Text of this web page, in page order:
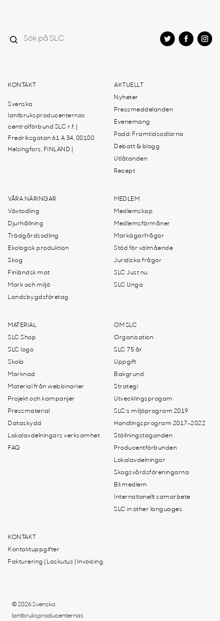
KONTAKT
Svenska
lantbruksproducenternas
centralförbund SLC r.f. |
Fredriksgatan 61 A 34, 00100
Helsingfors, FINLAND |
AKTUELLT
Nyheter
Pressmeddelanden
Evenemang
Podd: Framtidsodlarna
Debatt & blogg
Utlåtanden
Recept
VÅRA NÄRINGAR
Växtodling
Djurhållning
Trädgårdsodling
Ekologisk produktion
Skog
Finländsk mat
Mark och miljö
Landsbygdsföretag
MEDLEM
Medlemskap
Medlemsförmåner
Markägarfrågor
Stöd för välmående
Juridiska frågor
SLC Just nu
SLC Unga
MATERIAL
SLC Shop
SLC logo
Skola
Marknad
Material från webbinarier
Projekt och kampanjer
Pressmaterial
Dataskydd
Lokalavdelningars verksamhet
FAQ
OM SLC
Organisation
SLC 75 år
Uppgift
Bakgrund
Strategi
Utvecklingsprogam
SLC:s miljöprogram 2019
Handlingsprogram 2017-2022
Ställningstaganden
Producentförbunden
Lokalavdelningar
Skogsvårdsföreningarna
Bli medlem
Internationellt samarbete
SLC in other languages
KONTAKT
Kontaktuppgifter
Fakturering | Laskutus | Invoicing
© 2026 Svenska
lantbruksproducenternas